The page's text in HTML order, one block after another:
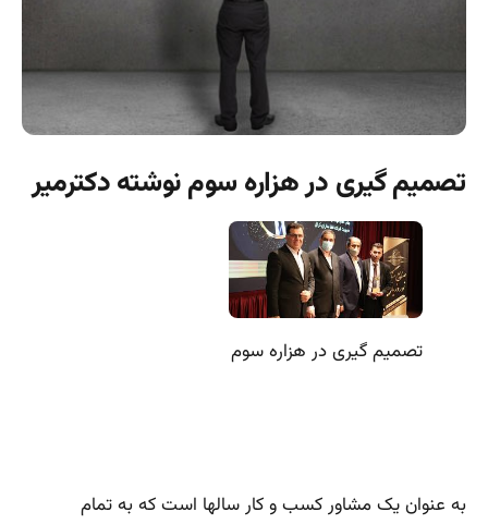
تصمیم گیری در هزاره سوم نوشته دکترمیر
تصمیم گیری در هزاره سوم
به عنوان یک مشاور کسب و کار سالها است که به تمام